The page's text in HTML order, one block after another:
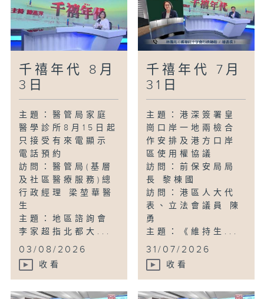
千禧年代 8月
3日
主題：醫管局家庭
醫學診所8月15日起
只接受有來電顯示
電話預約
訪問：醫管局(基層
及社區醫療服務)總
行政經理 梁堃華醫
生
主題：地區諮詢會
李家超指北都大...
03/08/2026
收看
千禧年代 7月
31日
主題：港深簽署皇
崗口岸一地兩檢合
作安排及港方口岸
區使用權協議
訪問：前保安局局
長 黎棟國
訪問：港區人大代
表、立法會議員 陳
勇
主題：《維持生...
31/07/2026
收看